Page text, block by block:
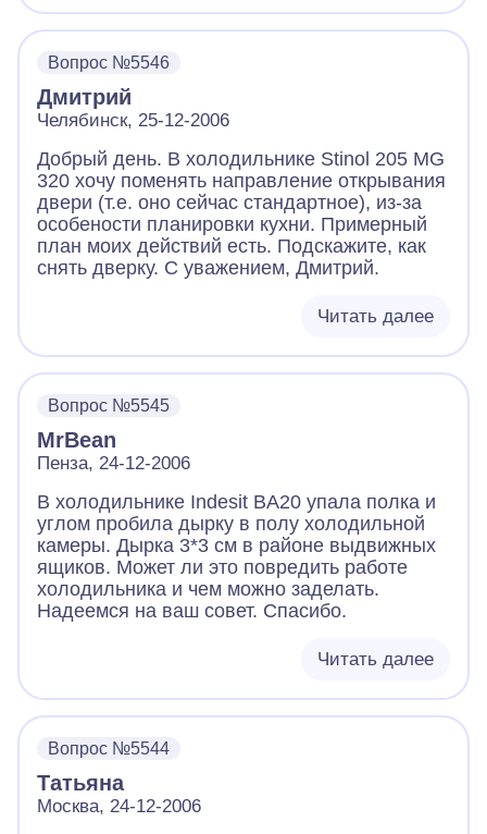
вентилятора (на катушке электродвигателя
следы нагара и тестер показывает обрав
обмоток). Позвонив в ваш магазин запчастей
получил ответ, что мы запчастями к
холодильникам National не торгуем.
Подскажите, где найти замену
вентилятора. Может быть есть аналоги от
других моделей, которые являются
взаимозаменяемы.
Вопрос №5546
Дмитрий
Челябинск, 25-12-2006
Добрый день. В холодильнике Stinol 205 MG
320 хочу поменять направление открывания
двери (т.е. оно сейчас стандартное), из-за
особености планировки кухни. Примерный
план моих действий есть. Подскажите, как
снять дверку. С уважением, Дмитрий.
Читать далее
Вопрос №5545
MrBean
Пенза, 24-12-2006
В холодильнике Indesit BA20 упала полка и
углом пробила дырку в полу холодильной
камеры. Дырка 3*3 см в районе выдвижных
ящиков. Может ли это повредить работе
холодильника и чем можно заделать.
Надеемся на ваш совет. Спасибо.
Читать далее
Вопрос №5544
Татьяна
Москва, 24-12-2006